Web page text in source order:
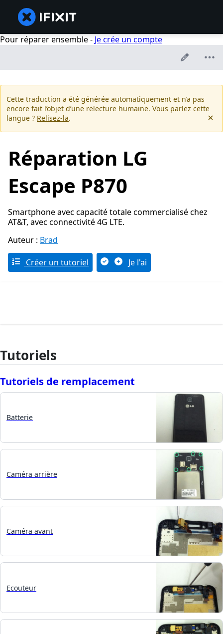
Pour réparer ensemble - Je crée un compte
Cette traduction a été générée automatiquement et n’a pas
encore fait l’objet d’une relecture humaine. Vous parlez cette
langue ? Relisez-la.
Réparation LG
Escape P870
Smartphone avec capacité totale commercialisé chez
AT&T, avec connectivité 4G LTE.
Auteur : Brad
Créer un tutoriel Je l'ai
Tutoriels
Tutoriels de remplacement
Batterie
Caméra arrière
Caméra avant
Ecouteur